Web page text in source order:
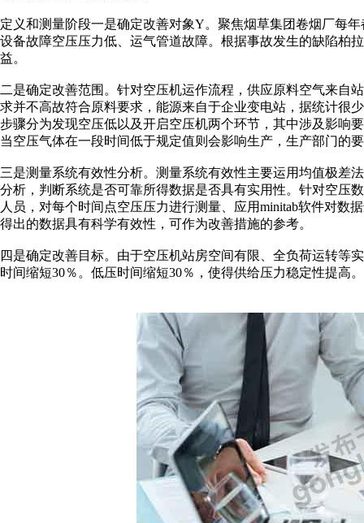
定义和测量阶段一是确定改善对象Y。聚焦烟草集团卷烟厂每
设备故障空压压力低、运气管道故障。根据事故发生的缺陷柏
益。
二是确定改善范围。针对空压机运作流程，供应原料空气来自
求并不高故符合原料要求，能源来自于企业变电站，据统计很
步骤分为发现空压低以及开启空压机两个环节，其中涉及影响
当空压气体在一段时间低于规定值则会影响生产，生产部门的
三是测量系统有效性分析。测量系统有效性主要运用均值极差
分析，判断系统是否可靠所得数据是否具有实用性。针对空压
人员，对每个时间点空压压力进行测量、应用minitab软件对
得出的数据具有科学有效性，可作为改善措施的参考。
四是确定改善目标。由于空压机站房空间有限、全负荷运转等
时间缩短30％。低压时间缩短30％，使得供给压力稳定性提高。